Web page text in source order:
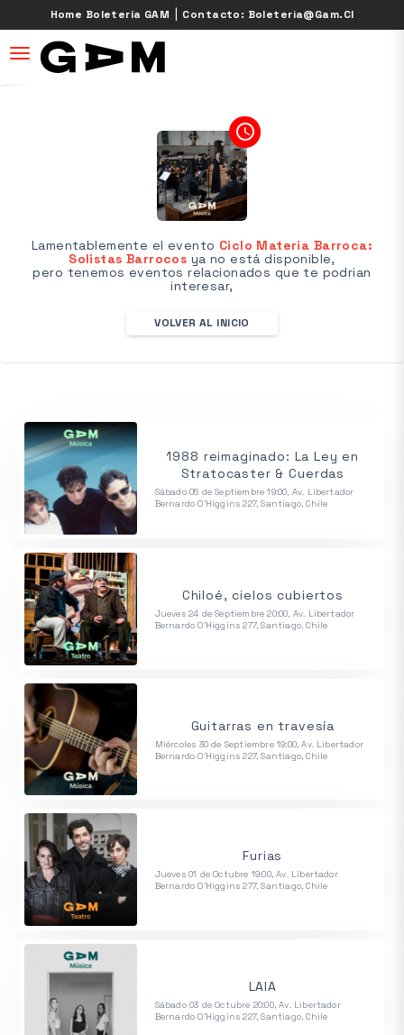
Home Boletería GAM | Contacto: Boleteria@gam.cl
desplegar navegación
access_time
Lamentablemente el evento Ciclo Materia Barroca:
Solistas Barrocos ya no está disponible,
pero tenemos eventos relacionados que te podrian
interesar,
VOLVER AL INICIO
1988 reimaginado: La Ley en
Stratocaster & Cuerdas
Sábado 05 de Septiembre 19:00, Av. Libertador
Bernardo O'Higgins 227, Santiago, Chile
Chiloé, cielos cubiertos
Jueves 24 de Septiembre 20:00, Av. Libertador
Bernardo O'Higgins 277, Santiago, Chile
Guitarras en travesía
Miércoles 30 de Septiembre 19:00, Av. Libertador
Bernardo O'Higgins 227, Santiago, Chile
Furias
Jueves 01 de Octubre 19:00, Av. Libertador
Bernardo O'Higgins 277, Santiago, Chile
LAIA
Sábado 03 de Octubre 20:00, Av. Libertador
Bernardo O'Higgins 227, Santiago, Chile